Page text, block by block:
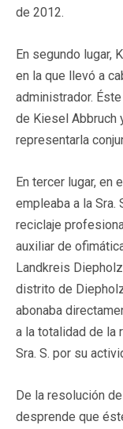
de 2012.
En segundo lugar,
en la que llevó a
administrador.
de Kiesel Abbruch
representarla
En tercer lugar, en
empleaba a la Sra.
reciclaje
auxiliar de
Landkreis
distrito de
abonaba
a la totalidad de la
Sra. S. por su
De la resolución
desprende que